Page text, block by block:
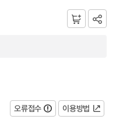
오류접수
이용방법